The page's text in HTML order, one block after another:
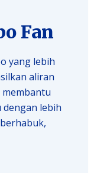
Fan
yang lebih
aliran
lebih